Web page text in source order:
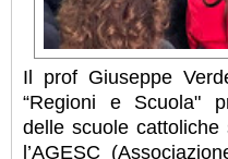
Il prof Giuseppe
“Regioni e Scuola"
delle scuole
l’AGESC